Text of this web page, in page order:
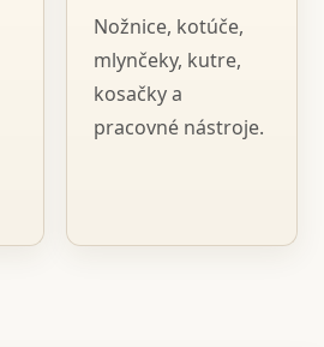
Nožnice, kotúče,
mlynčeky, kutre,
kosačky a
pracovné nástroje.